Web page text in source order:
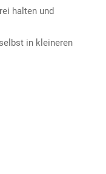
halten und
in kleineren